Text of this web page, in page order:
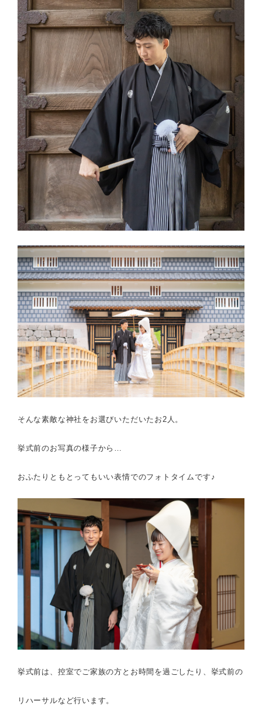
そんな素敵な神社をお選びいただいたお2人。
挙式前のお写真の様子から…
おふたりともとってもいい表情でのフォトタイムです♪
挙式前は、控室でご家族の方とお時間を過ごしたり、挙式前の
リハーサルなど行います。